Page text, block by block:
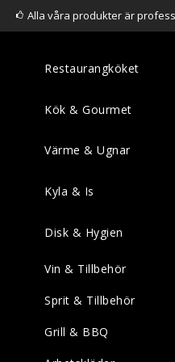
Alla våra produkter är
Restaurangköket
Kök & Gourmet
Värme & Ugnar
Kyla & Is
Disk & Hygien
Vin & Tillbehör
Sprit & Tillbehör
Grill & BBQ